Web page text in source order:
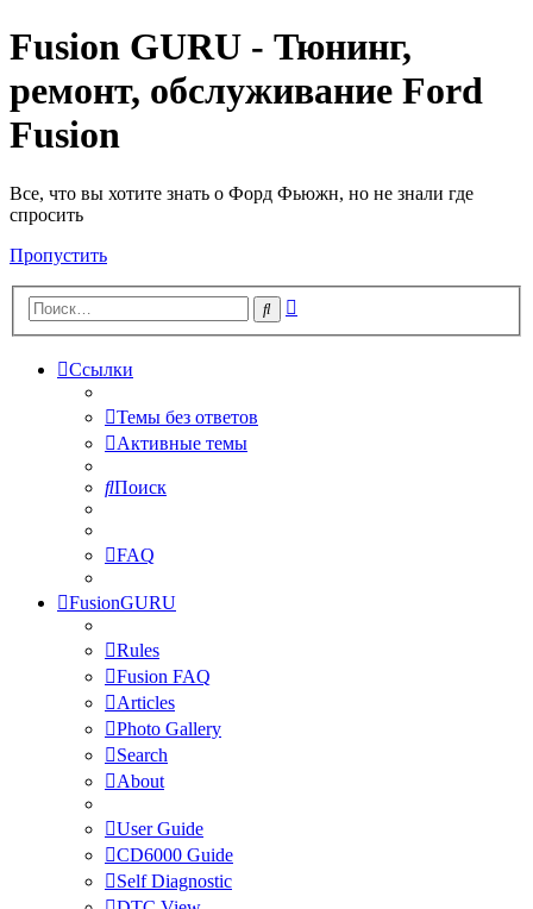
Fusion GURU - Тюнинг,
ремонт, обслуживание Ford
Fusion
Все, что вы хотите знать о Форд Фьюжн, но не знали где
спросить
Пропустить
Поиск
Ссылки
Темы без ответов
Активные темы
Поиск
FAQ
FusionGURU
Rules
Fusion FAQ
Articles
Photo Gallery
Search
About
User Guide
CD6000 Guide
Self Diagnostic